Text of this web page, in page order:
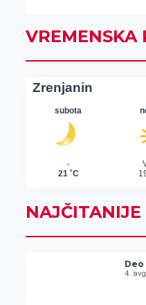
VREMENSKA
NAJČITANIJE
4.